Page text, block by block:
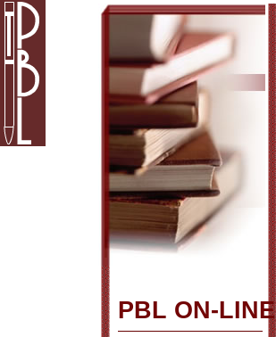
PBL ON-LINE